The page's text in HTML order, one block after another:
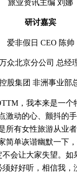
旅业资讯主编 刘娜
研讨嘉宾
爱非假日 CEO 陈帅
众北京分公司 总经
股集团 非洲事业部
，我本来是一
激动的心、颤抖的
所有女性旅游从业
简单诙谐幽默一下
不会让大家失望。如
须好好听，相信我，